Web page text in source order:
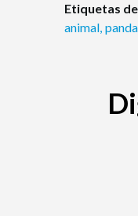
Etiquetas
animal, panda